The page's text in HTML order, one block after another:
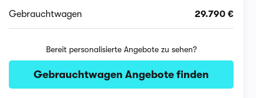
Gebrauchtwagen 29.790 €
Bereit personalisierte Angebote zu sehen?
Gebrauchtwagen Angebote finden